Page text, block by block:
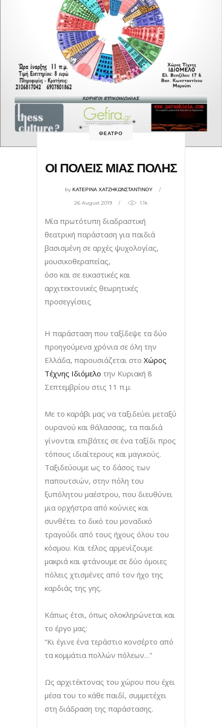
ΘΕΑΤΡΟ
ΟΙ ΠΟΛΕΙΣ ΜΙΑΣ ΠΟΛΗΣ
byΚΑΤΕΡΙΝΑ ΧΑΤΖΗΚΩΝΣΤΑΝΤΙΝΟΥ
26 August 2019 1.1k
Μία πρωτότυπη διαδραστική
θεατρική παράσταση για παιδιά
βασισμένη σε αρχές ψυχολογίας,
μουσικοθεραπείας,
όσο και σε εικαστικές και
αρχιτεκτονικές θεωρητικές
προσεγγίσεις
Η παράσταση που ταξίδεψε τα δύο
προηγούμενα χρόνια σε όλη την
Ελλάδα, παρουσιάζεται στο Χώρος
Τέχνης Ιδιόμελο την Κυριακή 8
Σεπτεμβρίου στις 11 π.μ.
Με το καράβι μας να ταξιδεύει μεταξύ
ουρανού και θάλασσας, τα παιδιά
γίνονται επιβάτες σε ένα ταξίδι προς
τόπους ιδιαίτερους και μαγικούς.
Ταξιδεύουμε ως το δάσος των
παπουτσιών, στην πόλη του
ξυπόλητου μαέστρου, που διευθύνει
μια ορχήστρα από κούνιες και
συνθέτει το δικό του μοναδικό
τραγούδι από τους ήχους όλου του
κόσμου. Και τέλος αρμενίζουμε
μακριά και φτάνουμε σε δύο όμοιες
πόλεις χτισμένες από τον ήχο της
καρδιάς της γης.
Κάπως έτσι, όπως ολοκληρώνεται και
το έργο μας:
“Κι έγινε ένα τεράστιο κονσέρτο από
τα κομμάτια πολλών πόλεων…”
Ως αρχιτέκτονας του χώρου που έχει
μέσα του το κάθε παιδί, συμμετέχει
στη διάδραση της παράστασης.